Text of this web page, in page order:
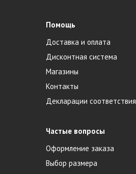
Помощь
Доставка и оплата
Дисконтная система
Магазины
Контакты
Декларации соответствия
Частые вопросы
Оформление заказа
Выбор размера